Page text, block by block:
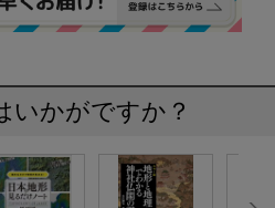
いかがですか？